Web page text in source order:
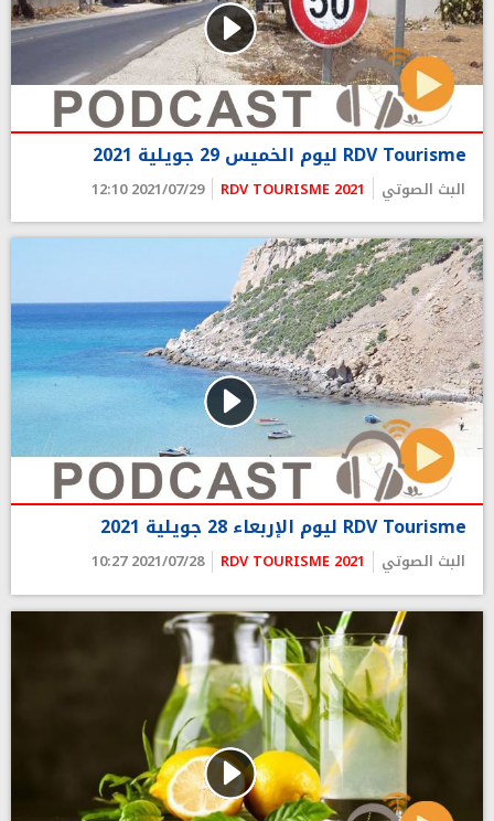
RDV Tourisme ليوم الخميس 29 جويلية 2021
البث الصوتي RDV TOURISME 2021
2021/07/29 12:10
RDV Tourisme ليوم الإربعاء 28 جويلية 2021
البث الصوتي RDV TOURISME 2021
2021/07/28 10:27